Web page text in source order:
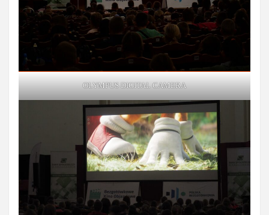
OLYMPUS DIGITAL CAMERA